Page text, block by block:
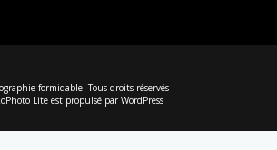
formidable. Tous droits réservés
Liteest propulsé par WordPress